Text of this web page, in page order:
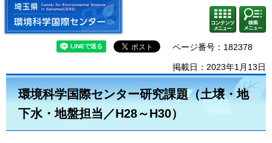
埼玉県 環境科学国際センター
コンテ
ンツメ
ニュー
検索・
共通メ
ニュー
ページ番号：182378
掲載日：2023年1月13日
環境科学国際センター研究課題（土壌・地
下水・地盤担当／H28～H30）